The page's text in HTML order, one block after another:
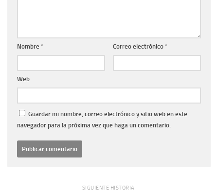
Nombre * Correo electrónico *
Web
Guardar mi nombre, correo electrónico y sitio web en este
navegador para la próxima vez que haga un comentario.
SIGUIENTE HISTORIA